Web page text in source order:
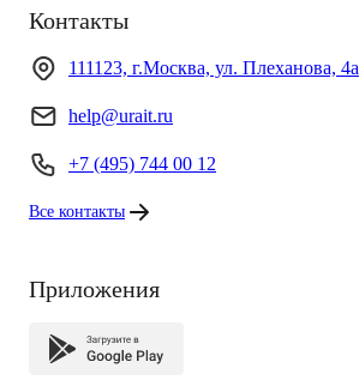
Контакты
111123, г.Москва, ул. Плеханова, 4а
help@urait.ru
+7 (495) 744 00 12
Все контакты
Приложения